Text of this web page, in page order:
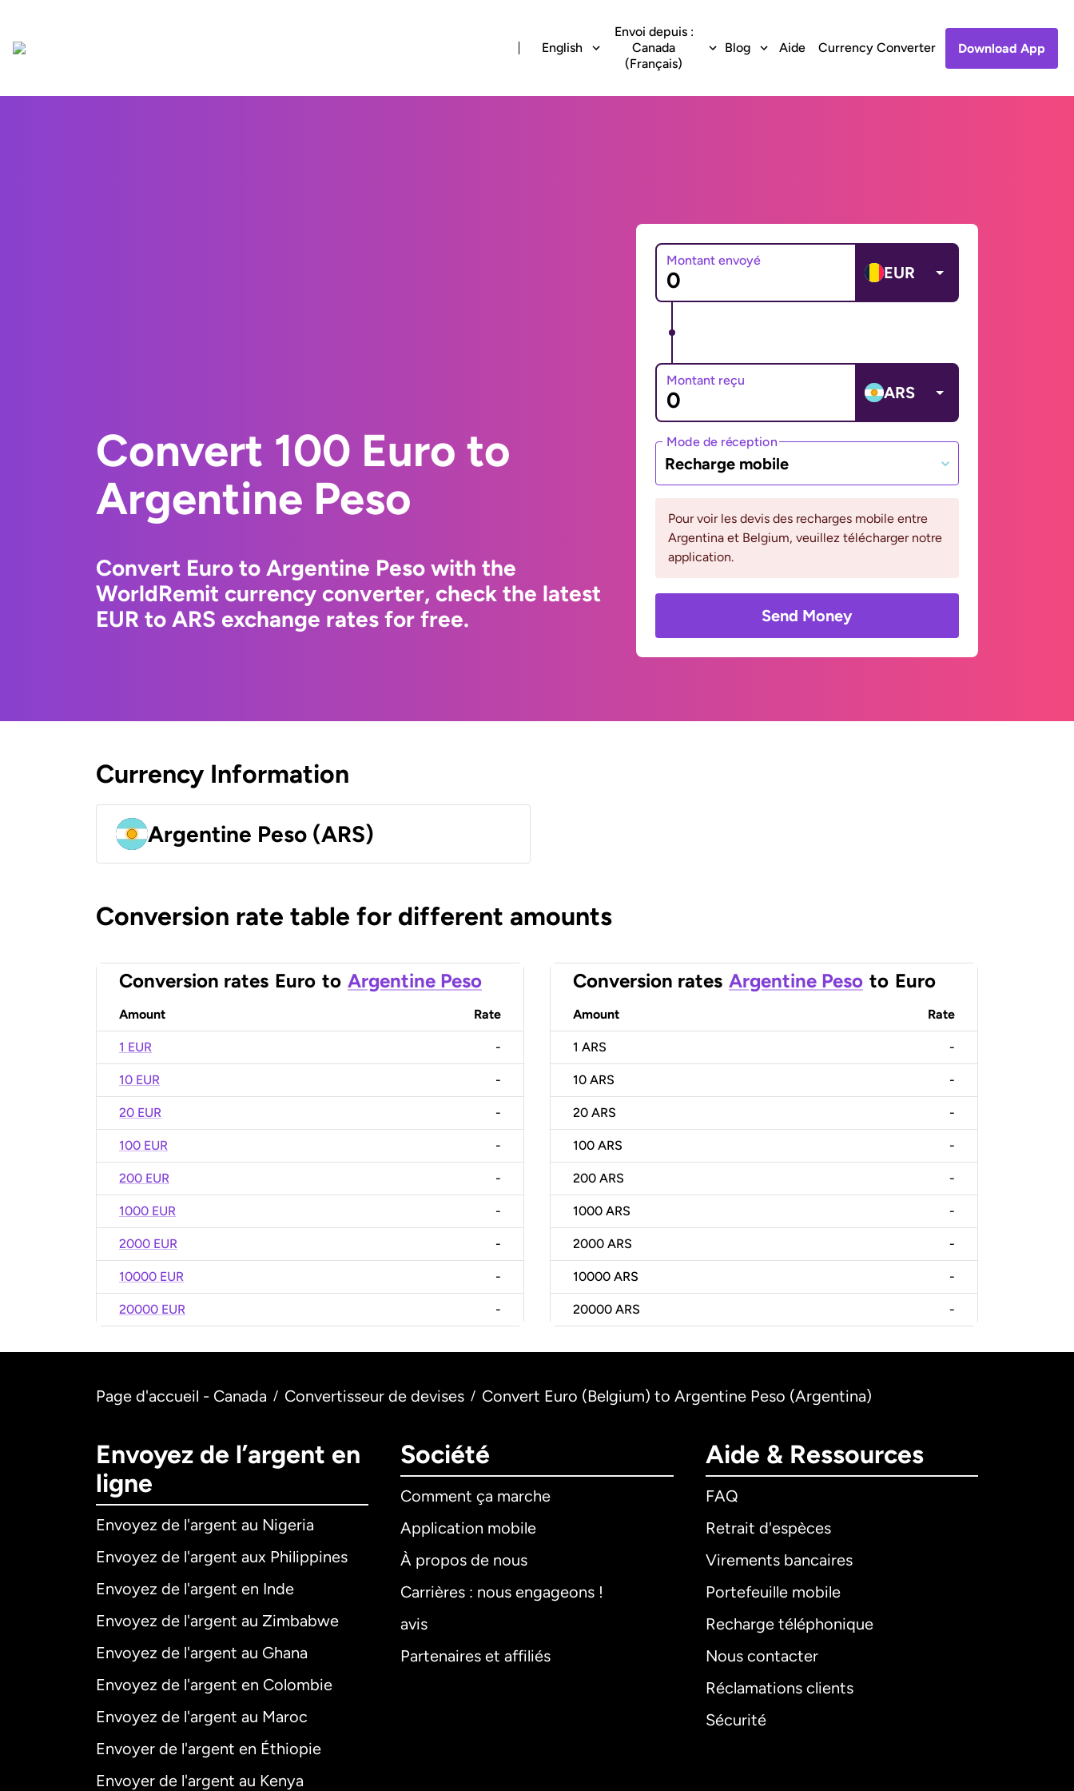
English
Envoi depuis :
Canada
(Français)
Blog Aide Currency Converter Download App
Convert 100 Euro to
Argentine Peso
Convert Euro to Argentine Peso with the
WorldRemit currency converter, check the latest
EUR to ARS exchange rates for free.
Montant envoyé
EUR
Montant reçu
ARS
Mode de réception
Recharge mobile
Pour voir les devis des recharges mobile entre
Argentina et Belgium, veuillez télécharger notre
application.
Send Money
Currency Information
Argentine Peso (ARS)
Conversion rate table for different amounts
Conversion rates Euro to Argentine Peso
Amount Rate
1 EUR -
10 EUR -
20 EUR -
100 EUR -
200 EUR -
1000 EUR -
2000 EUR -
10000 EUR -
20000 EUR -
Conversion rates Argentine Peso to Euro
Amount Rate
1 ARS -
10 ARS -
20 ARS -
100 ARS -
200 ARS -
1000 ARS -
2000 ARS -
10000 ARS -
20000 ARS -
Page d'accueil - Canada / Convertisseur de devises / Convert Euro (Belgium) to Argentine Peso (Argentina)
Envoyez de l’argent en
ligne
Envoyez de l'argent au Nigeria
Envoyez de l'argent aux Philippines
Envoyez de l'argent en Inde
Envoyez de l'argent au Zimbabwe
Envoyez de l'argent au Ghana
Envoyez de l'argent en Colombie
Envoyez de l'argent au Maroc
Envoyer de l'argent en Éthiopie
Envoyer de l'argent au Kenya
Société
Comment ça marche
Application mobile
À propos de nous
Carrières : nous engageons !
avis
Partenaires et affiliés
Aide & Ressources
FAQ
Retrait d'espèces
Virements bancaires
Portefeuille mobile
Recharge téléphonique
Nous contacter
Réclamations clients
Sécurité